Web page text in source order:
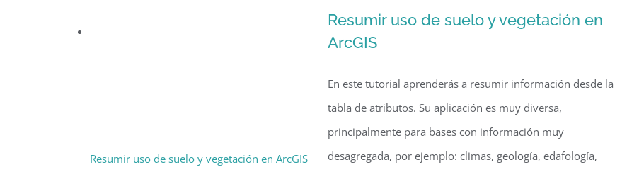
Resumir uso de suelo y vegetación en ArcGIS
Resumir uso de suelo y vegetación en
ArcGIS
En este tutorial aprenderás a resumir información desde la
tabla de atributos. Su aplicación es muy diversa,
principalmente para bases con información muy
desagregada, por ejemplo: climas, geología, edafología,